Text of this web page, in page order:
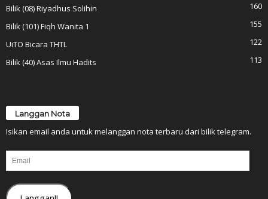
Bilik (08) Riyadhus Solihin
160
Bilik (101) Fiqh Wanita 1
155
UiTO Bicara THTL
122
Bilik (40) Asas Ilmu Hadits
113
Langgan Nota
Isikan email anda untuk melanggan nota terbaru dari bilik telegram.
Email